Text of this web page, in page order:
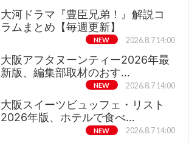
大河ドラマ『豊臣兄弟！』解説コ
ラムまとめ【毎週更新】
NEW 2026.8.7 14:00
大阪アフタヌーンティー2026年最
新版、編集部取材のおす…
NEW 2026.8.7 14:00
大阪スイーツビュッフェ・リスト
2026年版、ホテルで食べ…
NEW 2026.8.7 14:00